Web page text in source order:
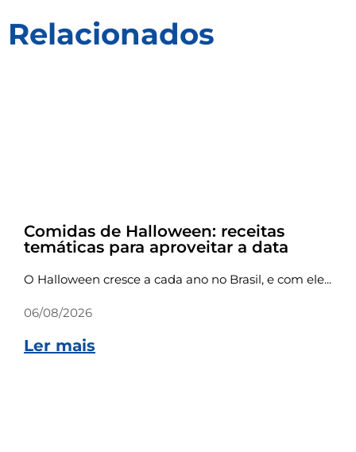
Relacionados
Comidas de Halloween: receitas
temáticas para aproveitar a data
O Halloween cresce a cada ano no Brasil, e com ele...
06/08/2026
Ler mais